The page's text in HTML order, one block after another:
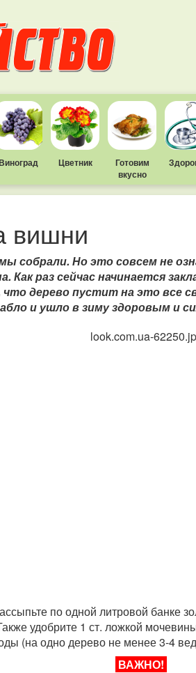
Цветник
Готовим
вкусно
вишни
собрали. Но это совсем не
Как раз сейчас начинается
что дерево пустит на это все
и ушло в зиму здоровым и
по одной литровой банке
удобрите 1 ст. ложкой
(на одно дерево не менее 3-4
ВАЖНО!